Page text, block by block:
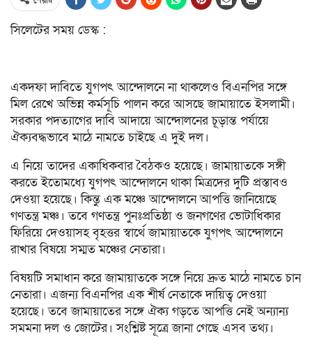
সিলেটের সময় ডেস্ক :
একদফা দাবিতে যুগপৎ আন্দোলনে না থাকলেও বিএনপির সঙ্গে
মিল রেখে অভিন্ন কর্মসূচি পালন করে আসছে জামায়াতে ইসলামী।
সরকার পদত্যাগের দাবি আদায়ে আন্দোলনের চূড়ান্ত পর্যায়ে
ঐক্যবদ্ধভাবে মাঠে নামতে চাইছে এ দুই দল।
এ নিয়ে তাদের একাধিকবার বৈঠকও হয়েছে। জামায়াতকে সঙ্গী
করতে ইতোমধ্যে যুগপৎ আন্দোলনে থাকা মিত্রদের দুটি প্রস্তাবও
দেওয়া হয়েছে। কিন্তু এক মঞ্চে আন্দোলনে আপত্তি জানিয়েছে
গণতন্ত্র মঞ্চ। তবে গণতন্ত্র পুনঃপ্রতিষ্ঠা ও জনগণের ভোটাধিকার
ফিরিয়ে দেওয়াসহ বৃহত্তর স্বার্থে জামায়াতকে যুগপৎ আন্দোলনে
রাখার বিষয়ে সম্মত মঞ্চের নেতারা।
বিষয়টি সমাধান করে জামায়াতকে সঙ্গে নিয়ে দ্রুত মাঠে নামতে চান
নেতারা। এজন্য বিএনপির এক শীর্ষ নেতাকে দায়িত্ব দেওয়া
হয়েছে। তবে জামায়াতের সঙ্গে ঐক্য গড়তে আপত্তি নেই অন্যান্য
সমমনা দল ও জোটের। সংশ্লিষ্ট সূত্রে জানা গেছে এসব তথ্য।